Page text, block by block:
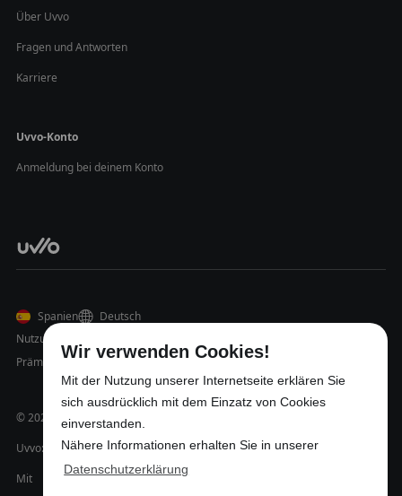
Wir verwenden Cookies!
Mit der Nutzung unserer Internetseite erklären Sie
sich ausdrücklich mit dem Einzatz von Cookies
einverstanden.
Nähere Informationen erhalten Sie in unserer
Datenschutzerklärung
Über Uvvo
Fragen und Antworten
Karriere
Uvvo-Konto
Anmeldung bei deinem Konto
Spanien
Deutsch
Nutzungsbedingungen
Prämienregelung
© 2026 Uvvo UG (haftungsbeschränkt)
Uvvo: Personalvermittlung und Problemlösungen.
Mit
in Niedersachsen gemacht.